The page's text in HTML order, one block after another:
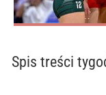
Spis treści